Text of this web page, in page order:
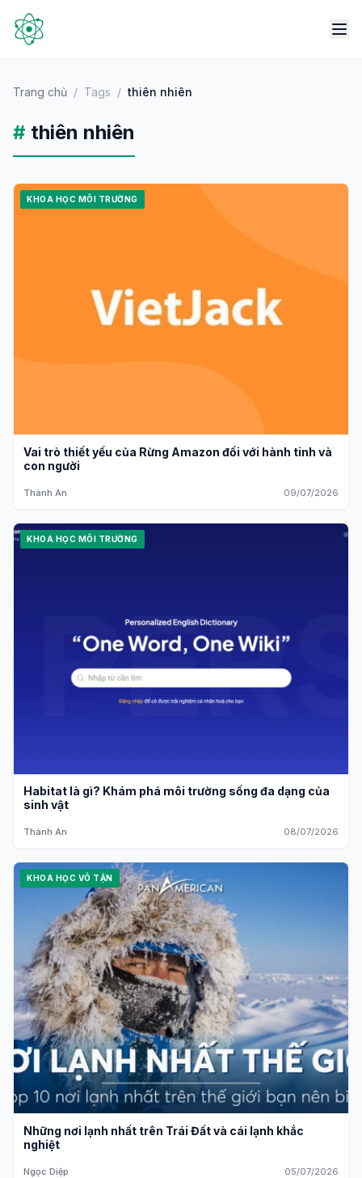
Trang chủ / Tags / thiên nhiên
# thiên nhiên
KHOA HỌC MÔI TRƯỜNG
Vai trò thiết yếu của Rừng Amazon đối với hành tinh và
con người
Thành An 09/07/2026
KHOA HỌC MÔI TRƯỜNG
Habitat là gì? Khám phá môi trường sống đa dạng của
sinh vật
Thành An 08/07/2026
KHOA HỌC VÔ TẬN
Những nơi lạnh nhất trên Trái Đất và cái lạnh khắc
nghiệt
Ngọc Diệp 05/07/2026